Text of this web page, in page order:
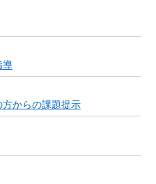
導
からの課題提示